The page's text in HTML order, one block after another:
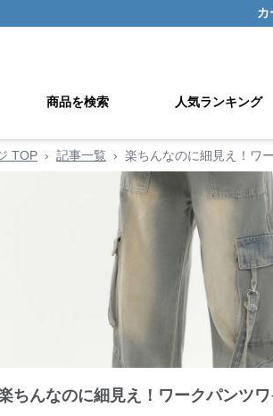
カ
商品を検索 人気ランキング
TOP › 記事一覧 › 楽ちんなのに細見え！ワ
ちんなのに細見え！ワークパンツ